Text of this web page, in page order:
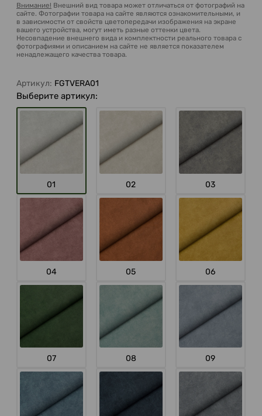
Внимание! Внешний вид товара может отличаться от фотографий на
сайте. Фотографии товара на сайте являются ознакомительными, и
в зависимости от свойств цветопередачи изображения на экране
вашего устройства, могут иметь разные оттенки цвета.
Несовпадение внешнего вида и комплектности реального товара с
фотографиями и описанием на сайте не является показателем
ненадлежащего качества товара.
Артикул: FGTVERA01
Выберите артикул:
01 02 03
04 05 06
07 08 09